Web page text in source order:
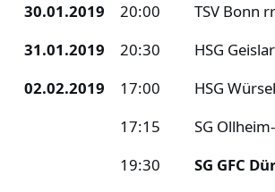
30.01.2019
20:00 TSV Bonn
31.01.2019
20:30 HSG
02.02.2019
17:00 HSG
17:15
SG
19:30
SG GFC